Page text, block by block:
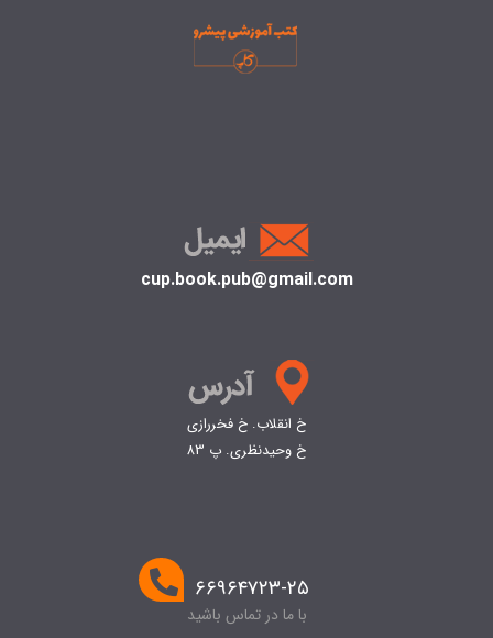
cup.book.pub@gmail.com
خ انقلاب. خ فخررازی
خ وحیدنظری. پ 83
۶۶۹۶۴۷۲۳-۲۵
با ما در تماس باشید